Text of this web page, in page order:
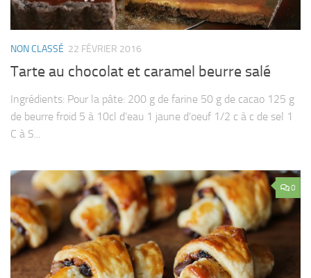
NON CLASSÉ 22 FÉVRIER 2016
Tarte au chocolat et caramel beurre salé
Ingrédients: Pour la pâte: 200 g de farine 50 g de cacao 125 g
de beurre froid 5 à 10cl d’eau 1 jaune d’oeuf 1/2 c à c de sel 1
C à S...
0